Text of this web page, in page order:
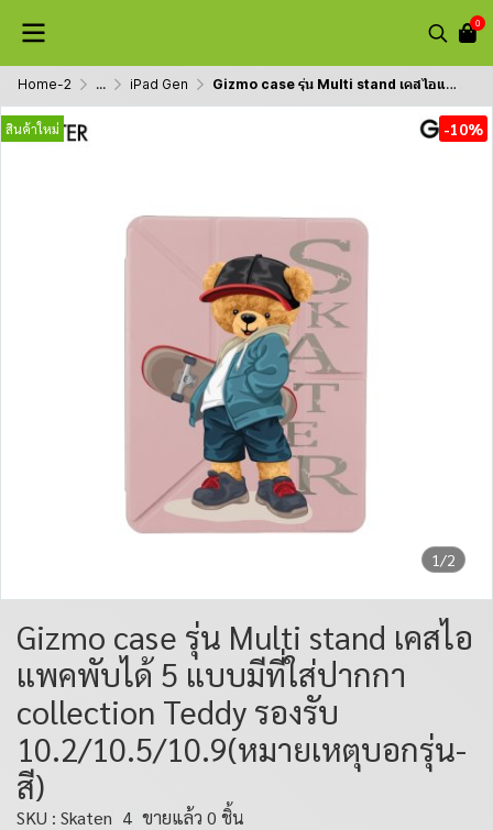
0
Home-2 ... iPad Gen Gizmo case รุ่น Multi stand เคสไอแพคพับได้ 5 แบบมีที่ใส่ปากกา collection Teddy รองรับ 10.2/10.5/10.9(หมายเหตุบอกรุ่น-สี)
1/2
สินค้าใหม่ -10%
Gizmo case รุ่น Multi stand เคสไอ
แพคพับได้ 5 แบบมีที่ใส่ปากกา
collection Teddy รองรับ
10.2/10.5/10.9(หมายเหตุบอกรุ่น-
สี)
SKU : Skaten 4 ขายแล้ว 0 ชิ้น